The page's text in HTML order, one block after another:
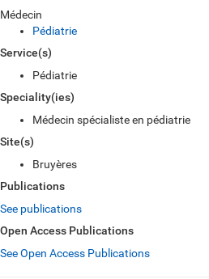
Médecin
Pédiatrie
Service(s)
Pédiatrie
Speciality(ies)
Médecin spécialiste en pédiatrie
Site(s)
Bruyères
Publications
See publications
Open Access Publications
See Open Access Publications